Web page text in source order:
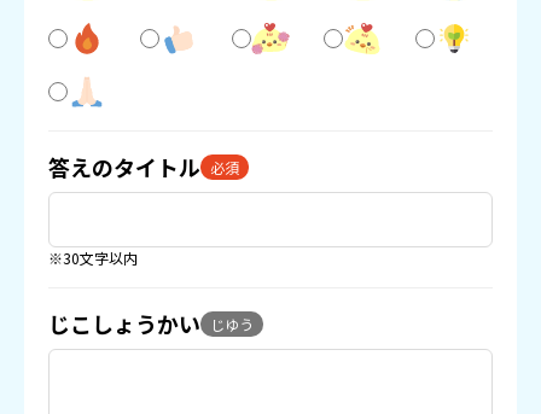
答えのタイトル 必須
※30文字以内
じこしょうかい じゆう